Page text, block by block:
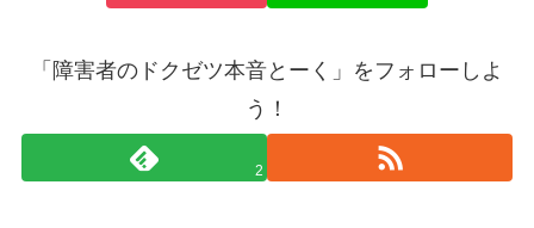
「障害者のドクゼツ本音とーく」をフォローしよ
う！
2